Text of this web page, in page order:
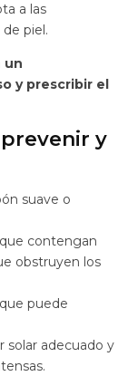
a las
piel.
un
y prescribir el
y
suave o
contengan
obstruyen los
puede
solar adecuado y